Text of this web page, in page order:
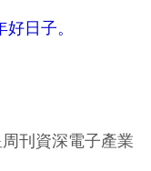
日子。
刊資深電子產業